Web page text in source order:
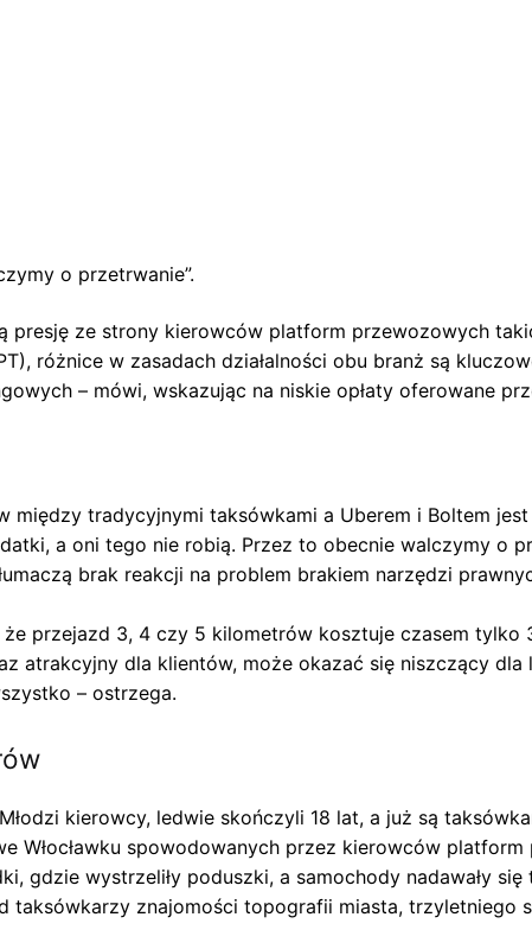
o przetrwanie”.
presję ze strony kierowców platform przewozowych
różnice w zasadach działalności obu branż są
– mówi, wskazując na niskie opłaty oferowane
między tradycyjnymi taksówkami a Uberem i Boltem jest
a oni tego nie robią. Przez to obecnie walczymy o
brak reakcji na problem brakiem narzędzi
przejazd 3, 4 czy 5 kilometrów kosztuje czasem tylko
atrakcyjny dla klientów, może okazać się niszczący dla
– ostrzega.
kierowcy, ledwie skończyli 18 lat, a już są
Włocławku spowodowanych przez kierowców
gdzie wystrzeliły poduszki, a samochody nadawały
taksówkarzy znajomości topografii miasta, trzyletniego